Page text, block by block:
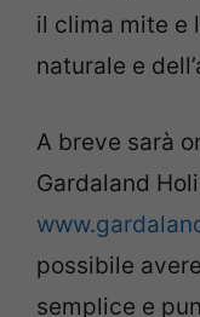
il clima mite e
naturale e
A breve sarà
Gardaland
possibile
semplice e